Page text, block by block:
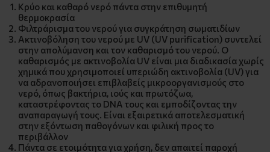
Κρύο και καθαρό νερό πάντα στην επιθυμητή
θερμοκρασία
Φιλτράρισμα του νερού για συγκράτηση σωματιδίων
Ακτινοβόληση του νερού με UV (UV purification) συντελεί
στην απολύμανση και τον καθαρισμό του νερού. Ο
καθαρισμός με ακτινοβολία UV είναι μια διαδικασία χωρίς
χημικά που χρησιμοποιεί υπεριώδη ακτινοβολία (UV) για
να αδρανοποιήσει επιβλαβείς μικροοργανισμούς στο
νερό, όπως βακτήρια, ιούς και πρωτόζωα,
καταστρέφοντας το DNA τους και εμποδίζοντας την
αναπαραγωγή τους. Είναι εξαιρετικά αποτελεσματική
στην εξόντωση παθογόνων και φιλική προς το
περιβάλλον
Πάντα σε ετοιμότητα για χρήση, δεν απαιτεί παροχή